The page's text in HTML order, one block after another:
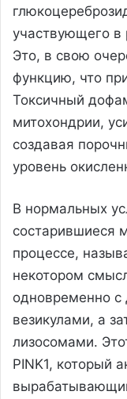
участвующего в
Это, в свою
функцию, что
Токсичный
митохондрии,
создавая
уровень
В нормальных
состарившиеся
процессе,
некотором
одновременно с
везикулами, а
лизосомами.
PINK1, который